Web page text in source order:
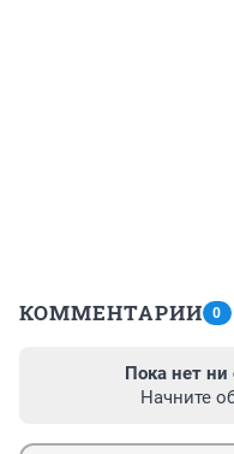
КОММЕНТАРИИ 0
Пока нет ни
Начните